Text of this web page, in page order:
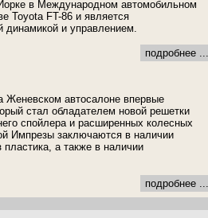
в Международном автомобильном
Toyota FT-86 и является
динамикой и управлением.
подробнее ...
Женевском автосалоне впервые
стал обладателем новой решетки
спойлера и расширенных колесных
Импрезы заключаются в наличии
а также в наличии
подробнее ...